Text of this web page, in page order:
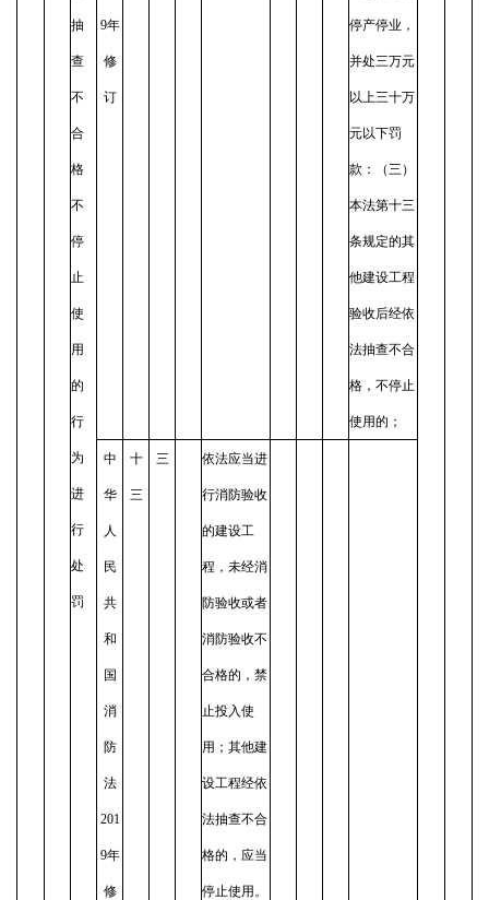
抽
查
不
合
格
不
停
止
使
用
的
行
为
进
行
处
罚
9年
修
订
停产停业，
并处三万元
以上三十万
元以下罚
款：（三）
本法第十三
条规定的其
他建设工程
验收后经依
法抽查不合
格，不停止
使用的；
中
华
人
民
共
和
国
消
防
法
201
9年
修
十
三
三 依法应当进
行消防验收
的建设工
程，未经消
防验收或者
消防验收不
合格的，禁
止投入使
用；其他建
设工程经依
法抽查不合
格的，应当
停止使用。